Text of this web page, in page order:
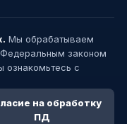
Мы обрабатываем
законом
ознакомьтесь с
на обработку
ПД